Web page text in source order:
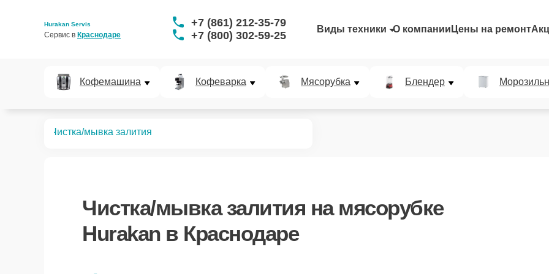
Hurakan Servis
Сервис в Краснодаре
+7 (861) 212-35-79
+7 (800) 302-59-25
Виды техники О компании Цены на ремонт
Кофемашина Кофеварка Мясорубка Блендер
Чистка/мывка залития
Чистка/мывка залития на мясорубке
Hurakan в Краснодаре